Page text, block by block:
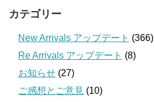
カテゴリー
New Arrivals アップデート (366)
Re Arrivals アップデート (8)
お知らせ (27)
ご感想とご意見 (10)